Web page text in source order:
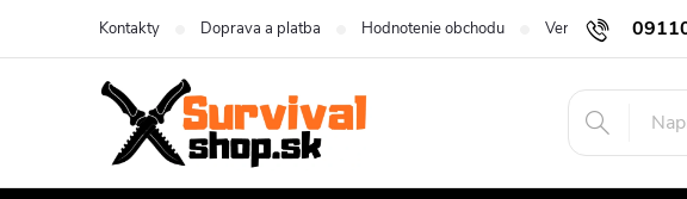
Kontakty Doprava a platba Hodnotenie obchodu Vernostný program